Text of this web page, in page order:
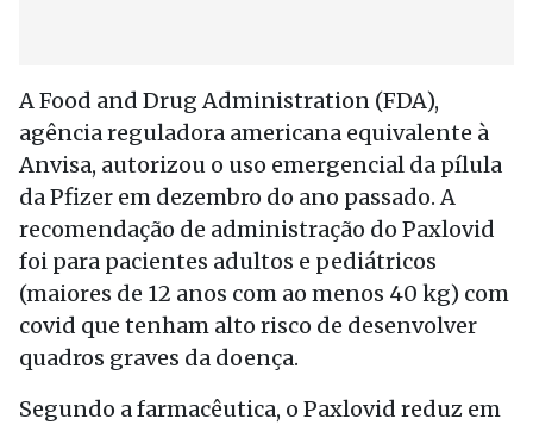
A Food and Drug Administration (FDA),
agência reguladora americana equivalente à
Anvisa, autorizou o uso emergencial da pílula
da Pfizer em dezembro do ano passado. A
recomendação de administração do Paxlovid
foi para pacientes adultos e pediátricos
(maiores de 12 anos com ao menos 40 kg) com
covid que tenham alto risco de desenvolver
quadros graves da doença.
Segundo a farmacêutica, o Paxlovid reduz em